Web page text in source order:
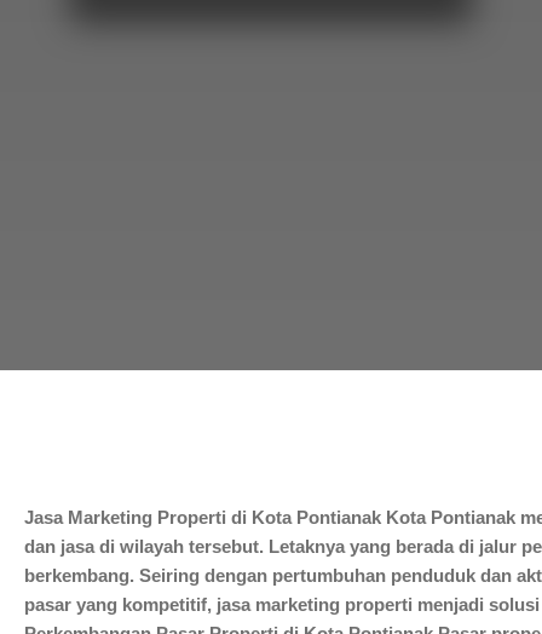
Jasa Marketing Properti di Kota Pontianak Kota Pontianak
dan jasa di wilayah tersebut. Letaknya yang berada di jalur
berkembang. Seiring dengan pertumbuhan penduduk dan
pasar yang kompetitif, jasa marketing properti menjadi